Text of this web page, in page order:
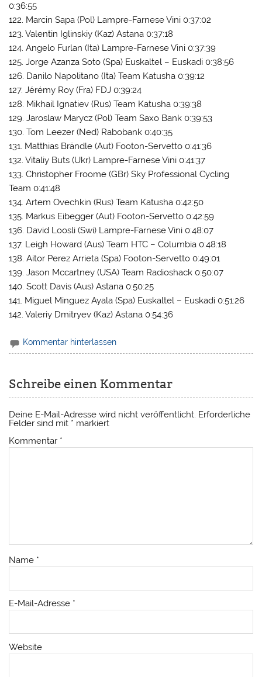
0:36:55
122. Marcin Sapa (Pol) Lampre-Farnese Vini 0:37:02
123. Valentin Iglinskiy (Kaz) Astana 0:37:18
124. Angelo Furlan (Ita) Lampre-Farnese Vini 0:37:39
125. Jorge Azanza Soto (Spa) Euskaltel – Euskadi 0:38:56
126. Danilo Napolitano (Ita) Team Katusha 0:39:12
127. Jérémy Roy (Fra) FDJ 0:39:24
128. Mikhail Ignatiev (Rus) Team Katusha 0:39:38
129. Jaroslaw Marycz (Pol) Team Saxo Bank 0:39:53
130. Tom Leezer (Ned) Rabobank 0:40:35
131. Matthias Brändle (Aut) Footon-Servetto 0:41:36
132. Vitaliy Buts (Ukr) Lampre-Farnese Vini 0:41:37
133. Christopher Froome (GBr) Sky Professional Cycling
Team 0:41:48
134. Artem Ovechkin (Rus) Team Katusha 0:42:50
135. Markus Eibegger (Aut) Footon-Servetto 0:42:59
136. David Loosli (Swi) Lampre-Farnese Vini 0:48:07
137. Leigh Howard (Aus) Team HTC – Columbia 0:48:18
138. Aitor Perez Arrieta (Spa) Footon-Servetto 0:49:01
139. Jason Mccartney (USA) Team Radioshack 0:50:07
140. Scott Davis (Aus) Astana 0:50:25
141. Miguel Minguez Ayala (Spa) Euskaltel – Euskadi 0:51:26
142. Valeriy Dmitryev (Kaz) Astana 0:54:36
Kommentar hinterlassen
Schreibe einen Kommentar
Deine E-Mail-Adresse wird nicht veröffentlicht. Erforderliche
Felder sind mit * markiert
Kommentar *
Name *
E-Mail-Adresse *
Website